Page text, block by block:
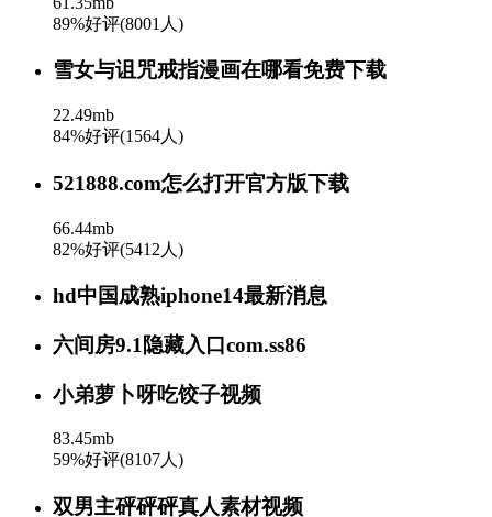
89%好评(8001人)
雪女与诅咒戒指漫画在哪看免费下载
22.49mb
84%好评(1564人)
521888.com怎么打开官方版下载
66.44mb
82%好评(5412人)
hd中国成熟iphone14最新消息
六间房9.1隐藏入口com.ss86
小弟萝卜呀吃饺子视频
83.45mb
59%好评(8107人)
双男主砰砰砰真人素材视频